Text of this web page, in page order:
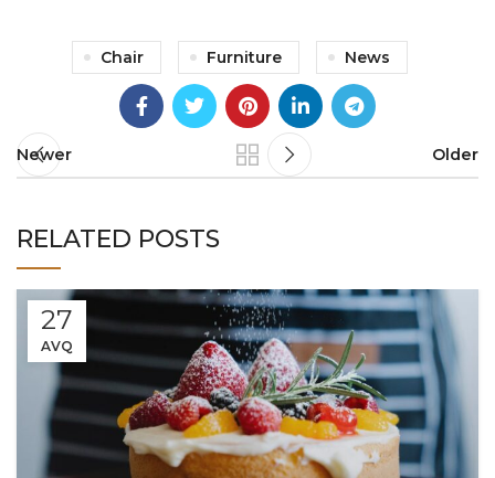
Chair Furniture News
Newer Older
RELATED POSTS
27
AVQ